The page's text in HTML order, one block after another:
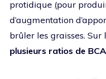
protidique (pour
d’augmentation
brûler les graisses.
plusieurs ratios de